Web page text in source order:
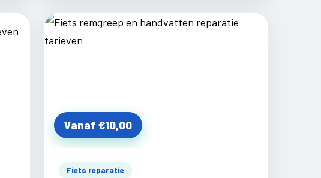
Vanaf €10,00
Fiets reparatie